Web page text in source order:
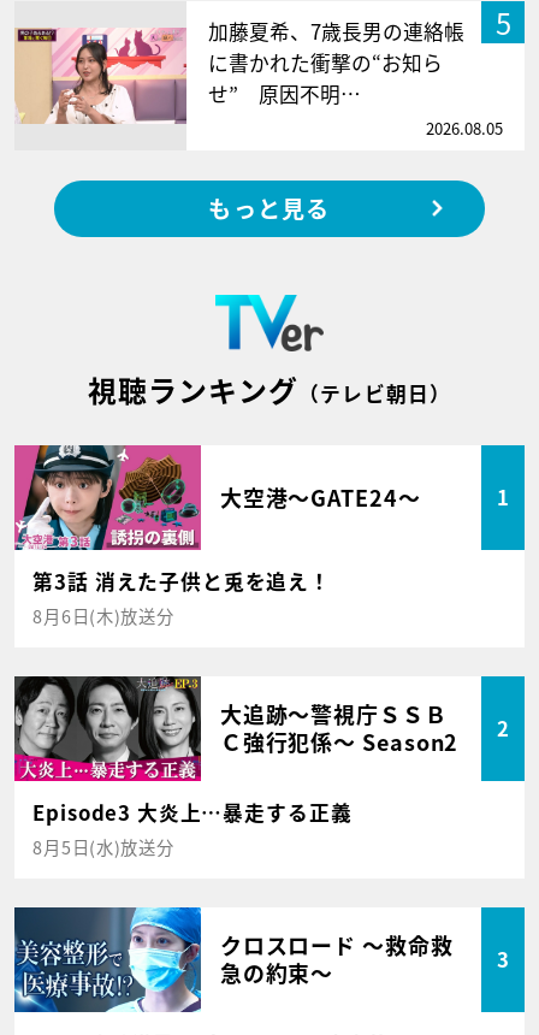
5
加藤夏希、7歳長男の連絡帳
に書かれた衝撃の“お知ら
せ” 原因不明…
2026.08.05
もっと見る
視聴ランキング （テレビ朝日）
大空港～GATE24～ 1
第3話 消えた子供と兎を追え！
8月6日(木)放送分
大追跡～警視庁ＳＳＢ
Ｃ強行犯係～ Season2
2
Episode3 大炎上…暴走する正義
8月5日(水)放送分
クロスロード ～救命救
急の約束～
3